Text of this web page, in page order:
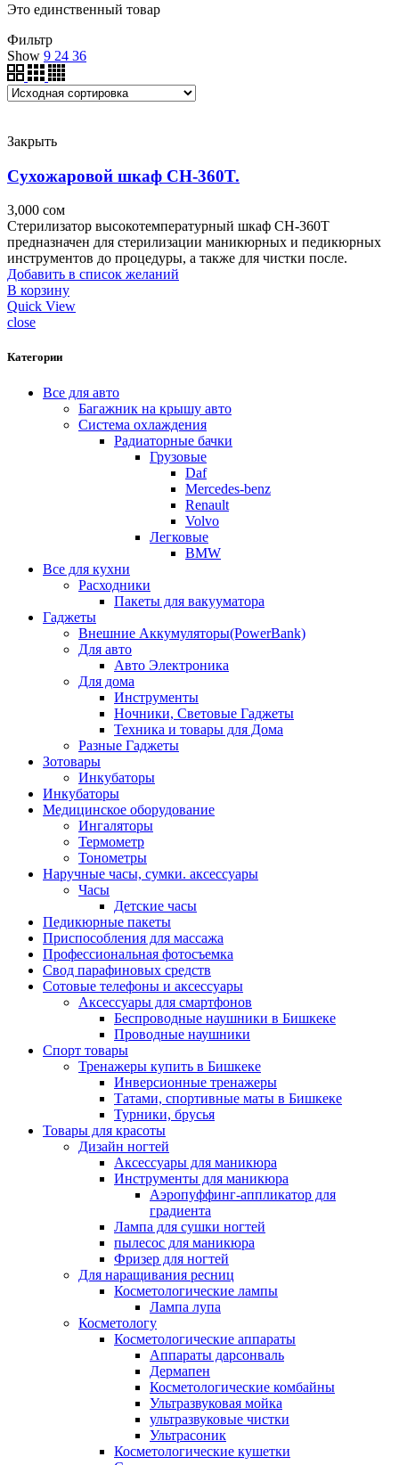
Это единственный товар
Фильтр
Show 9 24 36
Закрыть
Сухожаровой шкаф CH-360T.
3,000 сом
Стерилизатор высокотемпературный шкаф CH-360T
предназначен для стерилизации маникюрных и педикюрных
инструментов до процедуры, а также для чистки после.
Добавить в список желаний
В корзину
Quick View
close
Категории
Все для авто
Багажник на крышу авто
Система охлаждения
Радиаторные бачки
Грузовые
Daf
Mercedes-benz
Renault
Volvo
Легковые
BMW
Все для кухни
Расходники
Пакеты для вакууматора
Гаджеты
Внешние Аккумуляторы(PowerBank)
Для авто
Авто Электроника
Для дома
Инструменты
Ночники, Световые Гаджеты
Техника и товары для Дома
Разные Гаджеты
Зотовары
Инкубаторы
Инкубаторы
Медицинское оборудование
Ингаляторы
Термометр
Тонометры
Наручные часы, сумки. аксессуары
Часы
Детские часы
Педикюрные пакеты
Приспособления для массажа
Профессиональная фотосъемка
Свод парафиновых средств
Сотовые телефоны и аксессуары
Аксессуары для смартфонов
Беспроводные наушники в Бишкеке
Проводные наушники
Спорт товары
Тренажеры купить в Бишкеке
Инверсионные тренажеры
Татами, спортивные маты в Бишкеке
Турники, брусья
Товары для красоты
Дизайн ногтей
Аксессуары для маникюра
Инструменты для маникюра
Аэропуффинг-аппликатор для
градиента
Лампа для сушки ногтей
пылесос для маникюра
Фризер для ногтей
Для наращивания ресниц
Косметологические лампы
Лампа лупа
Косметологу
Косметологические аппараты
Аппараты дарсонваль
Дермапен
Косметологические комбайны
Ультразвуковая мойка
ультразвуковые чистки
Ультрасоник
Косметологические кушетки